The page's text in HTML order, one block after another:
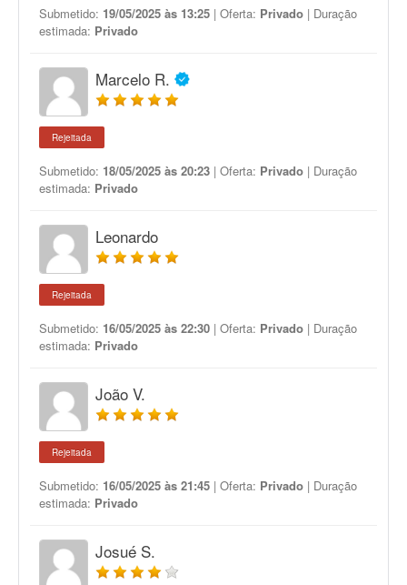
Submetido: 19/05/2025 às 13:25 | Oferta: Privado | Duração
estimada: Privado
Marcelo R.
Rejeitada
Submetido: 18/05/2025 às 20:23 | Oferta: Privado | Duração
estimada: Privado
Leonardo
Rejeitada
Submetido: 16/05/2025 às 22:30 | Oferta: Privado | Duração
estimada: Privado
João V.
Rejeitada
Submetido: 16/05/2025 às 21:45 | Oferta: Privado | Duração
estimada: Privado
Josué S.